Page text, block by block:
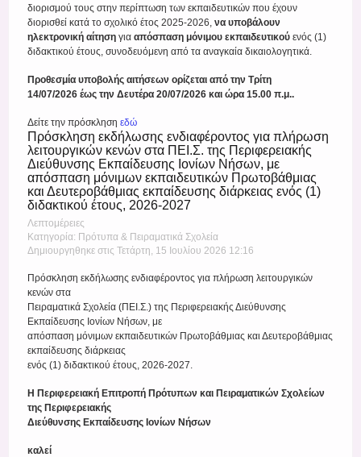
διορισμού τους στην περίπτωση των εκπαιδευτικών που έχουν
διορισθεί κατά το σχολικό έτος 2025-2026,να υποβάλουν
ηλεκτρονική αίτηση γιααπόσπαση μόνιμου εκπαιδευτικού ενός (1)
διδακτικού έτους, συνοδευόμενη από τα αναγκαία δικαιολογητικά.
Προθεσμία υποβολής αιτήσεων ορίζεται από την Τρίτη
14/07/2026έως την Δευτέρα 20/07/2026 και ώρα 15.00 π.μ..
Δείτε την πρόσκλησηεδώ
Πρόσκληση εκδήλωσης ενδιαφέροντος για πλήρωση
λειτουργικών κενών στα ΠΕΙ.Σ. της Περιφερειακής
Διεύθυνσης Εκπαίδευσης Ιονίων Νήσων, με
απόσπαση μόνιμων εκπαιδευτικών Πρωτοβάθμιας
και Δευτεροβάθμιας εκπαίδευσης διάρκειας ενός (1)
διδακτικού έτους, 2026-2027
Λεπτομέρειες
Κατηγορία: Πρότυπα & Πειραματικά Σχολεία
Δημιουργηθηκε στις Τετάρτη, 15 Ιουλίου 2026 12:16
Πρόσκληση εκδήλωσης ενδιαφέροντος για πλήρωση λειτουργικών
κενών στα
Πειραματικά Σχολεία (ΠΕΙ.Σ.) της Περιφερειακής Διεύθυνσης
Εκπαίδευσης Ιονίων Νήσων, με
απόσπαση μόνιμων εκπαιδευτικών Πρωτοβάθμιας και Δευτεροβάθμιας
εκπαίδευσης διάρκειας
ενός (1) διδακτικού έτους, 2026-2027.
Η Περιφερειακή Επιτροπή Πρότυπων και Πειραματικών Σχολείων
της Περιφερειακής
Διεύθυνσης Εκπαίδευσης Ιονίων Νήσων
καλεί